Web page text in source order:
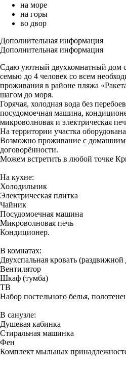
на море
на горы
во двор
Дополнительная информация
Дополнительная информация
Сдаю уютный двухкомнатный дом
семью до 4 человек со всем
проживания в районе пляжа
шагом до моря.
Горячая, холодная вода без
посудомоечная машина,
микроволновая и электрическая
На территории участка
Возможно проживание с
договорённости.
Можем встретить в любой точке
Нa куxнe:
Холoдильник
Элeктpичеcкая плитка
Чайник
Посудомоечная машина
Микроволновая печь
Кондиционер.
В комнатах:
Двухспальная кровать (раздвижной
Вентилятор
Шкаф (тумба)
ТВ
Набор постельного белья,
В санузле:
Душевая кабинка
Стиральная машинка
Фен
Комплект мыльных